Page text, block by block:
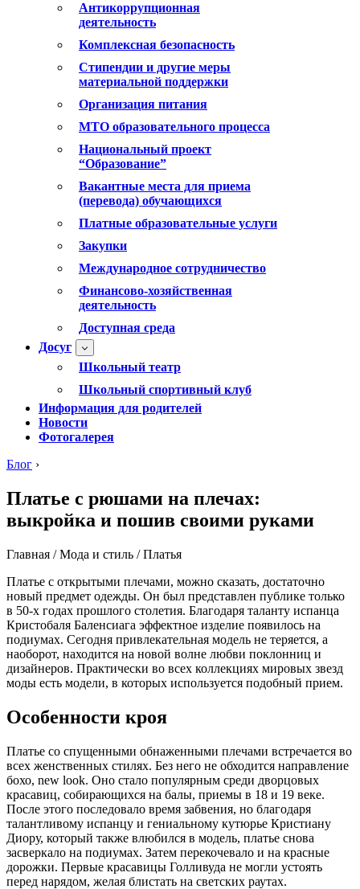
Антикоррупционная
деятельность
Комплексная безопасность
Стипендии и другие меры
материальной поддержки
Организация питания
МТО образовательного процесса
Национальный проект
“Образование”
Вакантные места для приема
(перевода) обучающихся
Платные образовательные услуги
Закупки
Международное сотрудничество
Финансово-хозяйственная
деятельность
Доступная среда
Досуг
Школьный театр
Школьный спортивный клуб
Информация для родителей
Новости
Фотогалерея
Блог ›
Платье с рюшами на плечах:
выкройка и пошив своими руками
Главная / Мода и стиль / Платья
Платье с открытыми плечами, можно сказать, достаточно
новый предмет одежды. Он был представлен публике только
в 50-х годах прошлого столетия. Благодаря таланту испанца
Кристобаля Баленсиага эффектное изделие появилось на
подиумах. Сегодня привлекательная модель не теряется, а
наоборот, находится на новой волне любви поклонниц и
дизайнеров. Практически во всех коллекциях мировых звезд
моды есть модели, в которых используется подобный прием.
Особенности кроя
Платье со спущенными обнаженными плечами встречается во
всех женственных стилях. Без него не обходится направление
бохо, new look. Оно стало популярным среди дворцовых
красавиц, собирающихся на балы, приемы в 18 и 19 веке.
После этого последовало время забвения, но благодаря
талантливому испанцу и гениальному кутюрье Кристиану
Диору, который также влюбился в модель, платье снова
засверкало на подиумах. Затем перекочевало и на красные
дорожки. Первые красавицы Голливуда не могли устоять
перед нарядом, желая блистать на светских раутах.